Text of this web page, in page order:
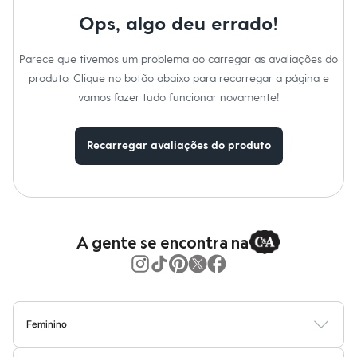
Casacos e Jaquetas
Shorts e Saias
Vestidos
Bermudas
Camisas
Casacos e Jaquetas
Chapéus e Bonés
Cintos
Óculos
Ops, algo deu errado!
Parece que tivemos um problema ao carregar as avaliações do
produto. Clique no botão abaixo para recarregar a página e
vamos fazer tudo funcionar novamente!
Recarregar avaliações do produto
A gente se encontra na
Feminino
BlusasCalçasVestidosSaiasCasacosModa PraiaModa Íntima